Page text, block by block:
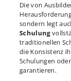
Die von
sondern legt
Schulung
traditionellen
die Konsistenz
Schulungen
garantieren.